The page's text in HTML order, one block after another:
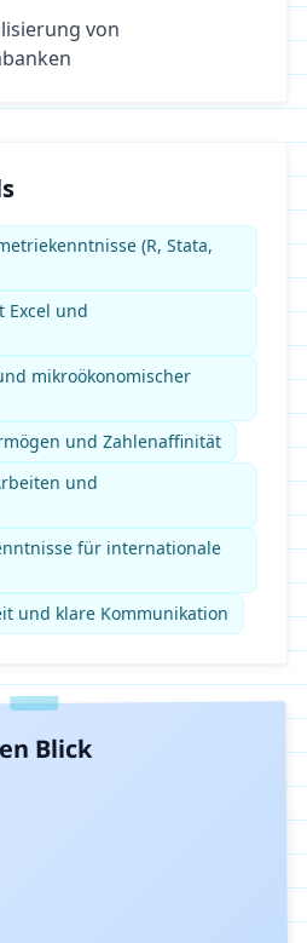
von
(R, Stata,
Excel und
mikroökonomischer
und Zahlenaffinität
und
für internationale
und klare Kommunikation
Blick